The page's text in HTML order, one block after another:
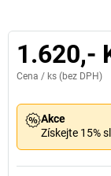
1.620,-
Cena / ks (bez DPH)
Akce
Získejte 15%